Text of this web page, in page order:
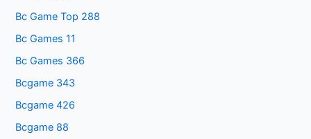
Bc Game Top 288
Bc Games 11
Bc Games 366
Bcgame 343
Bcgame 426
Bcgame 88